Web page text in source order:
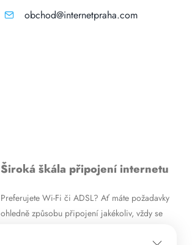
obchod@internetpraha.com
Široká škála připojení internetu
Preferujete Wi-Fi či ADSL? Ať máte požadavky
ohledně způsobu připojení jakékoliv, vždy se